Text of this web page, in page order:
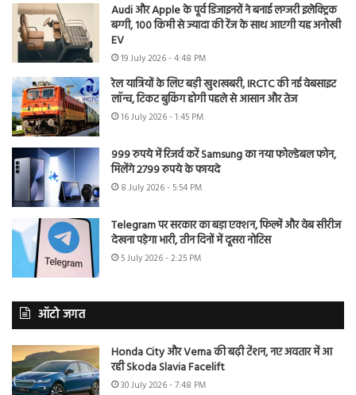
Audi और Apple के पूर्व डिजाइनरों ने बनाई लग्जरी इलेक्ट्रिक
बग्गी, 100 किमी से ज्यादा की रेंज के साथ आएगी यह अनोखी
EV
19 July 2026 - 4:48 PM
रेल यात्रियों के लिए बड़ी खुशखबरी, IRCTC की नई वेबसाइट
लॉन्च, टिकट बुकिंग होगी पहले से आसान और तेज
16 July 2026 - 1:45 PM
999 रुपये में रिजर्व करें Samsung का नया फोल्डेबल फोन,
मिलेंगे 2799 रुपये के फायदे
8 July 2026 - 5:54 PM
Telegram पर सरकार का बड़ा एक्शन, फिल्में और वेब सीरीज
देखना पड़ेगा भारी, तीन दिनों में दूसरा नोटिस
5 July 2026 - 2:25 PM
ऑटो जगत
Honda City और Verna की बढ़ी टेंशन, नए अवतार में आ
रही Skoda Slavia Facelift
30 July 2026 - 7:48 PM